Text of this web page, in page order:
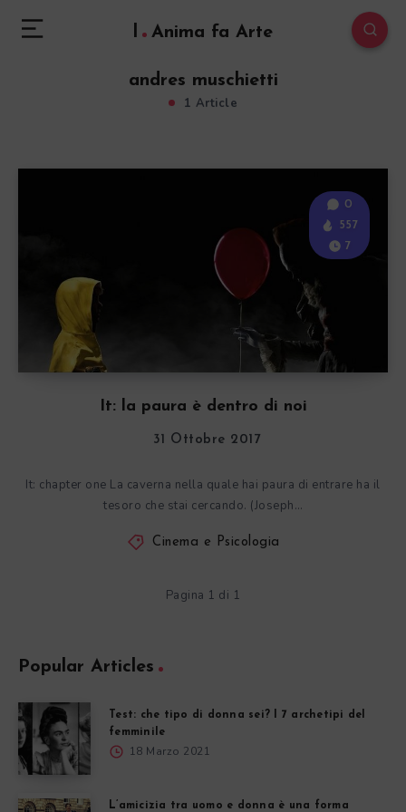
l Anima fa Arte
andres muschietti
1 Article
It: la paura è dentro di noi
0
557
7
31 Ottobre 2017
It: chapter one La caverna nella quale hai paura di entrare ha il
tesoro che stai cercando. (Joseph…
Cinema e Psicologia
Pagina 1 di 1
Popular Articles
Test: che tipo di donna sei? I 7 archetipi del
femminile
18 Marzo 2021
L’amicizia tra uomo e donna è una forma